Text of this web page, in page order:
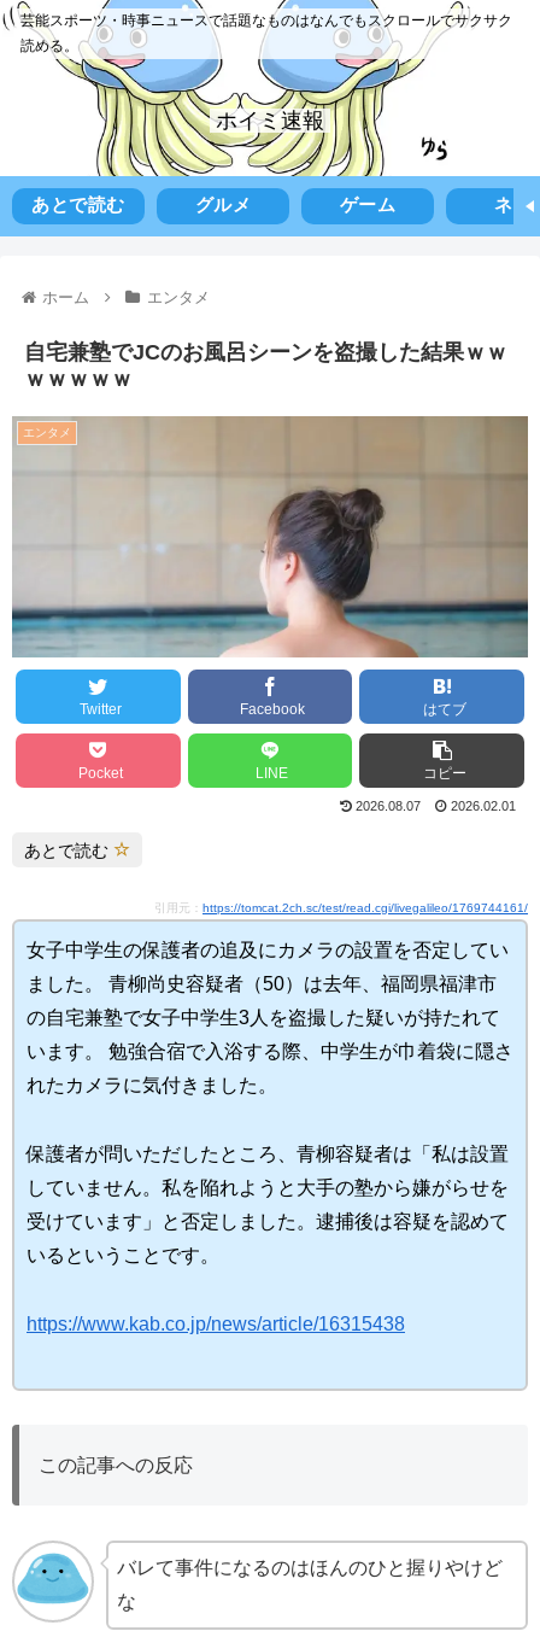
芸能スポーツ・時事ニュースで話題なものはなんでもスクロールでサクサク
読める。
ホイミ速報
あとで読む グルメ ゲーム ネタ
ホーム エンタメ
自宅兼塾でJCのお風呂シーンを盗撮した結果ｗｗ
ｗｗｗｗｗ
エンタメ
Twitter Facebook はてブ
Pocket LINE コピー
2026.08.07 2026.02.01
あとで読む
引用元： https://tomcat.2ch.sc/test/read.cgi/livegalileo/1769744161/
女子中学生の保護者の追及にカメラの設置を否定してい
ました。 青柳尚史容疑者（50）は去年、福岡県福津市
の自宅兼塾で女子中学生3人を盗撮した疑いが持たれて
います。 勉強合宿で入浴する際、中学生が巾着袋に隠さ
れたカメラに気付きました。
保護者が問いただしたところ、青柳容疑者は「私は設置
していません。私を陥れようと大手の塾から嫌がらせを
受けています」と否定しました。逮捕後は容疑を認めて
いるということです。
https://www.kab.co.jp/news/article/16315438
この記事への反応
バレて事件になるのはほんのひと握りやけど
な